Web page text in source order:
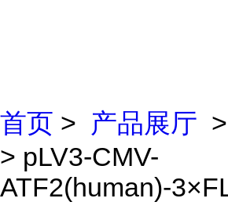
首页 > 产品展厅 >
> pLV3-CMV-
ATF2(human)-